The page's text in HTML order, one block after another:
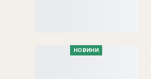
НОВИНИ